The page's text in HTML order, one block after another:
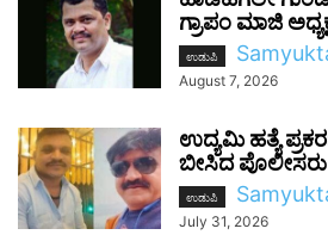
ಗ್ರಾಪಂ ಮಾಜಿ
ಉಡುಪಿ
August 7, 2026
ಉದ್ಯಮಿ ಹತ್ಯೆ
ಬೀಸಿದ ಪೊಲೀಸರು
ಉಡುಪಿ
July 31, 2026